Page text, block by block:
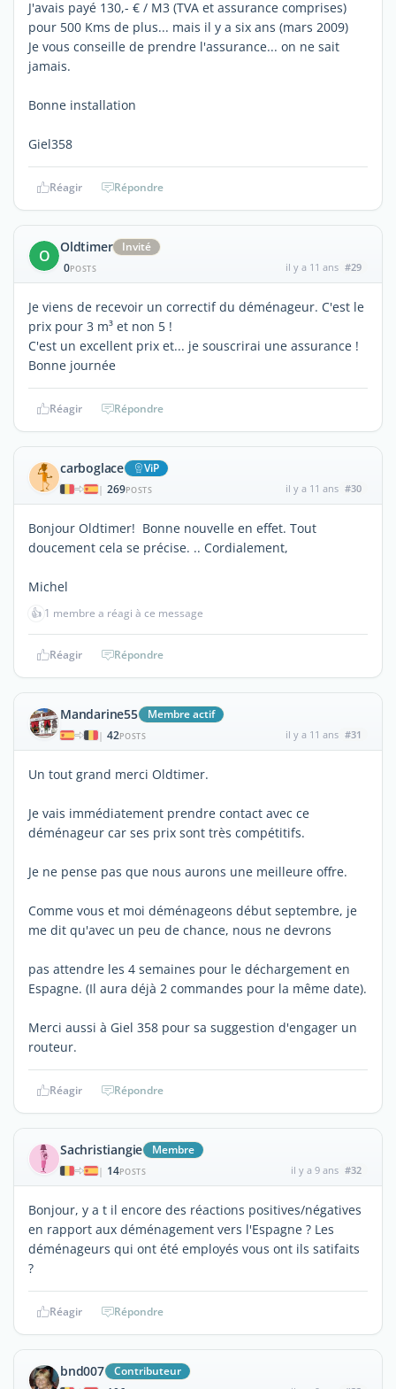
J'avais payé 130,- € / M3 (TVA et assurance comprises)
pour 500 Kms de plus... mais il y a six ans (mars 2009)
Je vous conseille de prendre l'assurance... on ne sait
jamais.
Bonne installation
Giel358
Réagir Répondre
O Oldtimer
Invité
0POSTS il y a 11 ans #29
Je viens de recevoir un correctif du déménageur. C'est le
prix pour 3 m³ et non 5 !
C'est un excellent prix et... je souscrirai une assurance !
Bonne journée
Réagir Répondre
carboglace ViP
| 269POSTS il y a 11 ans #30
Bonjour Oldtimer! Bonne nouvelle en effet. Tout
doucement cela se précise. .. Cordialement,
Michel
👍 1 membre a réagi à ce message
Réagir Répondre
Mandarine55 Membre actif
| 42POSTS il y a 11 ans #31
Un tout grand merci Oldtimer.
Je vais immédiatement prendre contact avec ce
déménageur car ses prix sont très compétitifs.
Je ne pense pas que nous aurons une meilleure offre.
Comme vous et moi déménageons début septembre, je
me dit qu'avec un peu de chance, nous ne devrons
pas attendre les 4 semaines pour le déchargement en
Espagne. (Il aura déjà 2 commandes pour la même date).
Merci aussi à Giel 358 pour sa suggestion d'engager un
routeur.
Réagir Répondre
Sachristiangie Membre
| 14POSTS il y a 9 ans #32
Bonjour, y a t il encore des réactions positives/négatives
en rapport aux déménagement vers l'Espagne ? Les
déménageurs qui ont été employés vous ont ils satifaits
?
Réagir Répondre
bnd007 Contributeur